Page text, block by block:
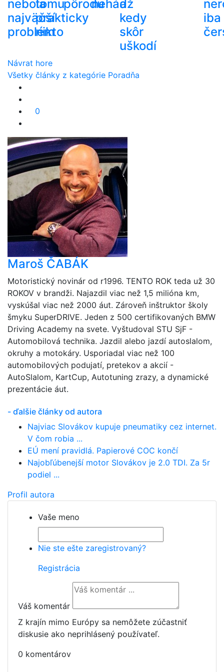
nebola
najväčší
problém
tomu
prakticky
nikto
pôrodunehádž
a
kedy
skôr
uškodí
iba
Návrat hore
Všetky články z kategórie Poradňa
0
Maroš ČABÁK
Motoristický novinár od r1996. TENTO ROK teda už 30
ROKOV v brandži. Najazdil viac než 1,5 milióna km,
vyskúšal viac než 2000 áut. Zároveň inštruktor školy
šmyku SuperDRIVE. Jeden z 500 certifikovaných BMW
Driving Academy na svete. Vyštudoval STU SjF -
Automobilová technika. Jazdil alebo jazdí autoslalom,
okruhy a motokáry. Usporiadal viac než 100
automobilových podujatí, pretekov a akcií -
AutoSlalom, KartCup, Autotuning zrazy, a dynamické
prezentácie áut.
- ďalšie články od autora
Najviac Slovákov kupuje pneumatiky cez internet.
V čom robia ...
EÚ mení pravidlá. Papierové COC končí
Najobľúbenejší motor Slovákov je 2.0 TDI. Za 5r
podiel ...
Profil autora
Vaše meno
Nie ste ešte zaregistrovaný?
Registrácia
Váš komentár
Z krajín mimo Európy sa nemôžete zúčastniť
diskusie ako neprihlásený používateľ.
0 komentárov